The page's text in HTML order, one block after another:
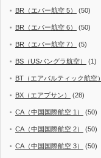
BR（エバー航空 5） (50)
BR（エバー航空 6） (50)
BR（エバー航空 7） (5)
BS（USバングラ航空） (1)
BT（エアバルティック航空）
BX（エアプサン） (28)
CA（中国国際航空 1） (50)
CA（中国国際航空 2） (50)
CA（中国国際航空 3） (50)